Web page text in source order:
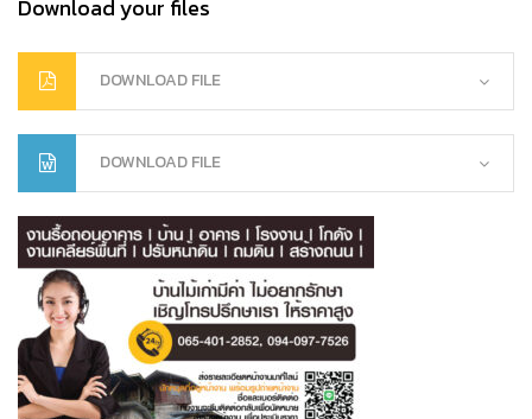
Download your files
DOWNLOAD FILE
DOWNLOAD FILE